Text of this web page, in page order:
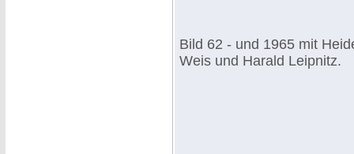
Bild 62 - und 1965 mit
Weis und Harald Leipnitz.